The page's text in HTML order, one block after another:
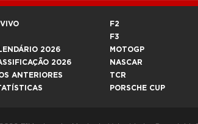
2026
2026
ANTERIORES
F2
F3
MOTOGP
NASCAR
TCR
PORSCHE CUP